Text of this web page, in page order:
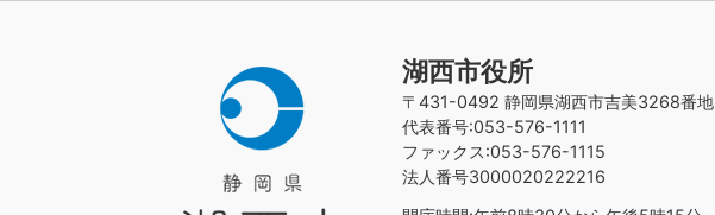
湖西市役所
〒431-0492 静岡県湖西市吉美3268番地
代表番号:053-576-1111
ファックス:053-576-1115
法人番号3000020222216